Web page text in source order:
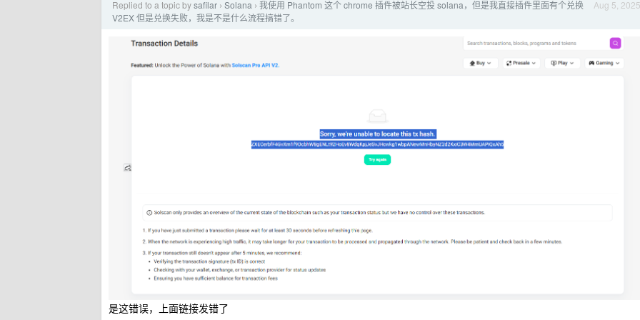
Aug 5, 2025
Replied to a topic bysafilar › Solana › 我使用 Phantom 这个 chrome 插件被站长空投 solana，但是我直接插件里面有个兑换
V2EX 但是兑换失败，我是不是什么流程搞错了。
是这错误，上面链接发错了